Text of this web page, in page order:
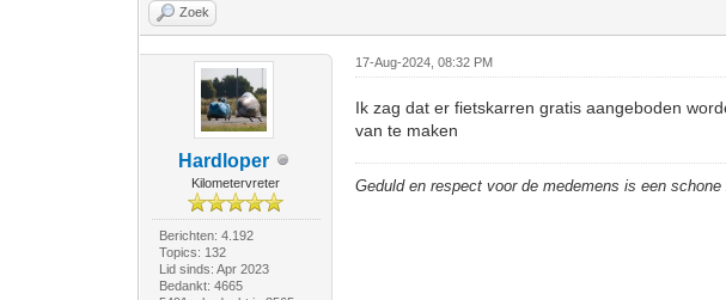
Zoek
Hardloper
Kilometervreter
Berichten: 4.192
Topics: 132
Lid sinds: Apr 2023
Bedankt: 4665
17-Aug-2024, 08:32 PM
Ik zag dat er fietskarren gratis aangeboden
van te maken
Geduld en respect voor de medemens is een schone